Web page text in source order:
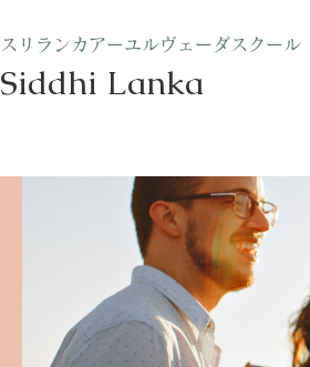
​スリランカアーユルヴェーダスクール
Siddhi Lanka​